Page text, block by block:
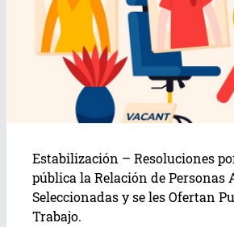
Estabilización – Resoluciones
pública la Relación de Personas
Seleccionadas y se les Ofertan
Trabajo.